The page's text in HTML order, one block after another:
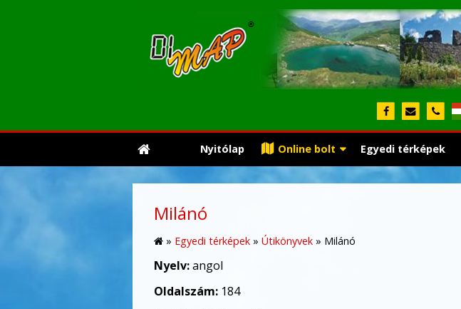
Nyitólap Online bolt Egyedi térképek
Milánó
» Egyedi térképek » Útikönyvek » Milánó
Nyelv:angol
Oldalszám: 184